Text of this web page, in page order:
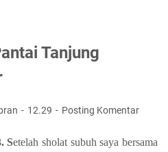
Tanjung
12.29 Posting Komentar
Setelah sholat subuh saya bersama